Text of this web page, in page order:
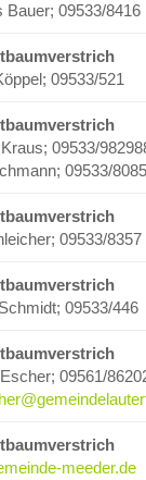
Bauer; 09533/8416
09533/521
09533/
09533/8085
09533/8357
09533/446
09561/
meeder.de